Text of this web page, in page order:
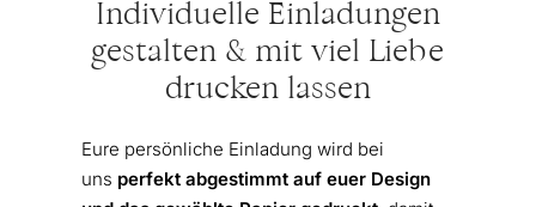
Individuelle Einladungen
gestalten & mit viel Liebe
drucken lassen
Eure persönliche Einladung wird bei
uns perfekt abgestimmt auf euer Design